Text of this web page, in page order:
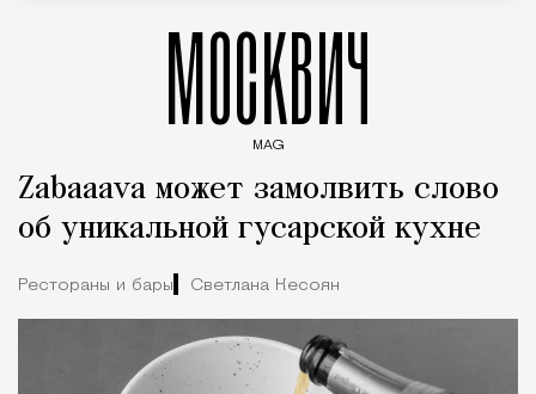
МОСКВИЧ
MAG
Zabaaava может замолвить слово
об уникальной гусарской кухне
Рестораны и бары Светлана Кесоян